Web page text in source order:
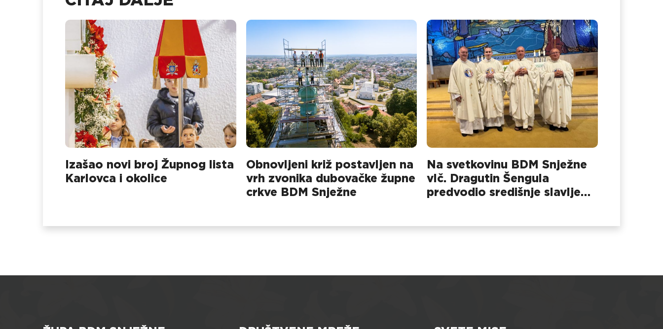
Izašao novi broj Župnog lista
Karlovca i okolice
Obnovljeni križ postavljen na
vrh zvonika dubovačke župne
crkve BDM Snježne
Na svetkovinu BDM Snježne
vlč. Dragutin Šengula
predvodio središnje slavlje